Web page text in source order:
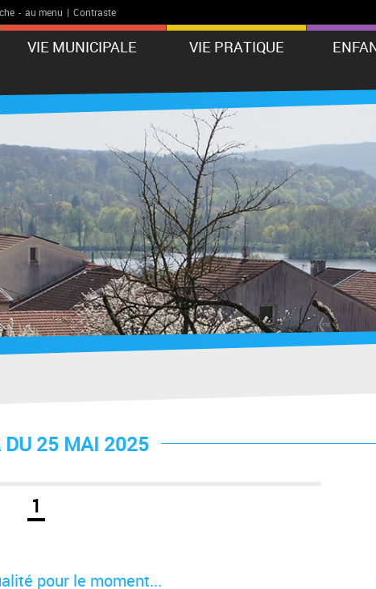
- au menu | Contraste
VIE MUNICIPALE VIE PRATIQUE
DU 25 MAI 2025
1
pour le moment...